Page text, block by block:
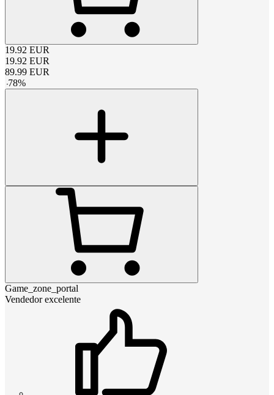
19.92 EUR
19.92 EUR
89.99 EUR
-78%
Game_zone_portal
Vendedor excelente